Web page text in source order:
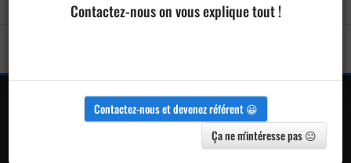
Goepfert18 - Joueur de pétanque
Contactez-nous on vous explique tout !
Contactez-nous et devenez référent 😀
Ça ne m'intéresse pas 😐